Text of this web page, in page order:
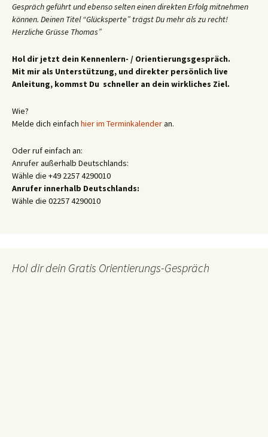
Gespräch geführt und ebenso selten einen direkten Erfolg mitnehmen
können. Deinen Titel “Glücksperte” trägst Du mehr als zu recht!
Herzliche Grüsse Thomas”
Hol dir jetzt dein Kennenlern- / Orientierungsgespräch.
Mit mir als Unterstützung, und direkter persönlich live
Anleitung, kommst Du schneller an dein wirkliches Ziel.
Wie?
Melde dich einfach hier im Terminkalenderan.
Oder ruf einfach an:
Anrufer außerhalb Deutschlands:
Wähle die +49 2257 4290010
Anrufer innerhalb Deutschlands:
Wähle die 02257 4290010
Hol dir dein Gratis Orientierungs-Gespräch